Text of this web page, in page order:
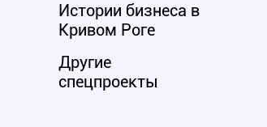
Истории бизнеса в
Кривом Роге
Другие
спецпроекты